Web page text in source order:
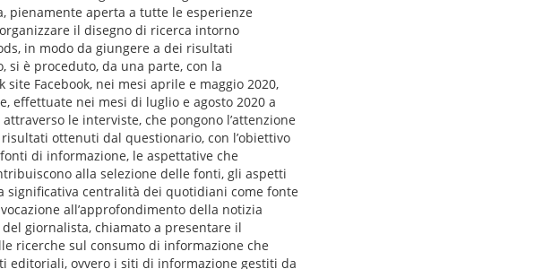
pienamente aperta a tutte le esperienze
il disegno di ricerca intorno
in modo da giungere a dei risultati
è proceduto, da una parte, con la
Facebook, nei mesi aprile e maggio 2020,
effettuate nei mesi di luglio e agosto 2020 a
le interviste, che pongono l’attenzione
ottenuti dal questionario, con l’obiettivo
di informazione, le aspettative che
alla selezione delle fonti, gli aspetti
centralità dei quotidiani come fonte
all’approfondimento della notizia
giornalista, chiamato a presentare il
ricerche sul consumo di informazione che
editoriali, ovvero i siti di informazione gestiti da